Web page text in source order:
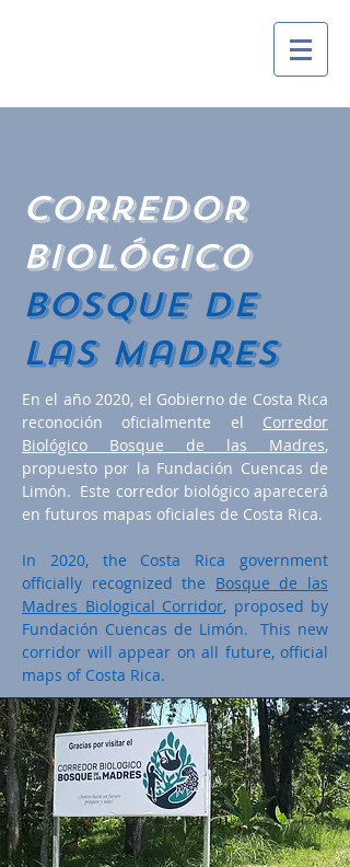
Corredor
Biológico
Bosque de
las Madres
En el año 2020, el Gobierno de Costa Rica
reconoción oficialmente el Corredor
Biológico Bosque de las Madres,
propuesto por la Fundación Cuencas de
Limón. Este corredor biológico aparecerá
en futuros mapas oficiales de Costa Rica.
In 2020, the Costa Rica government
officially recognized the Bosque de las
Madres Biological Corridor, proposed by
Fundación Cuencas de Limón. This new
corridor will appear on all future, official
maps of Costa Rica.